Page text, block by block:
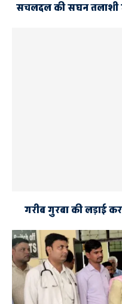
सचलदल की सघन तलाशी
गरीब गुरबा की लड़ाई